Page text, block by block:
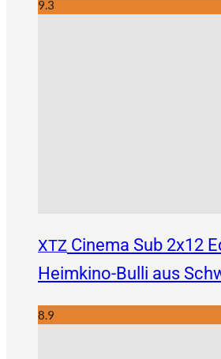
9.3
XTZ Cinema Sub 2x12
Heimkino-Bulli aus
8.9